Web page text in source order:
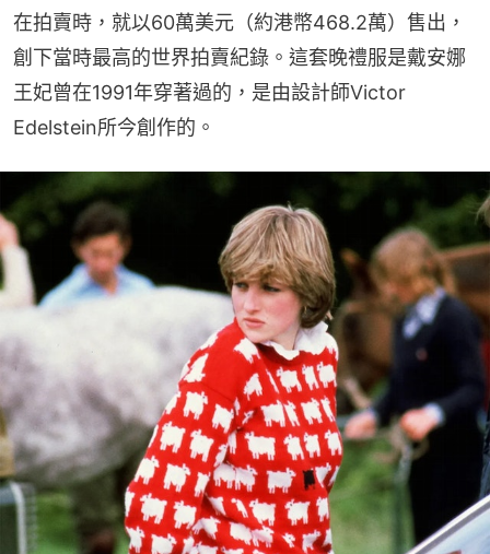
在拍賣時，就以60萬美元（約港幣468.2萬）售出，
創下當時最高的世界拍賣紀錄。這套晚禮服是戴安娜
王妃曾在1991年穿著過的，是由設計師Victor
Edelstein所今創作的。